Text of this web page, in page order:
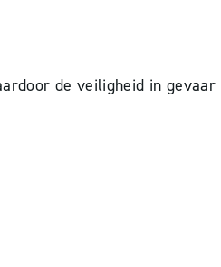
de veiligheid in gevaar